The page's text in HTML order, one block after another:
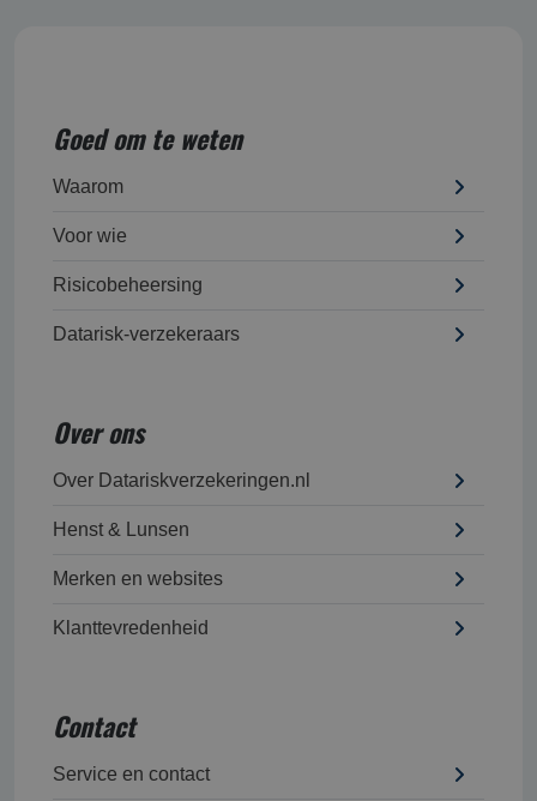
Goed om te weten
Waarom
Voor wie
Risicobeheersing
Datarisk-verzekeraars
Over ons
Over Datariskverzekeringen.nl
Henst & Lunsen
Merken en websites
Klanttevredenheid
Contact
Service en contact